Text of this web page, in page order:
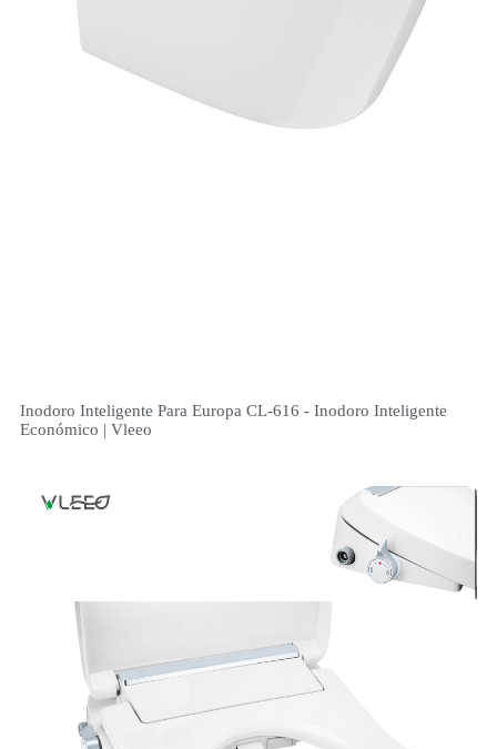
Inodoro Inteligente Para Europa CL-616 - Inodoro Inteligente
Económico | Vleeo